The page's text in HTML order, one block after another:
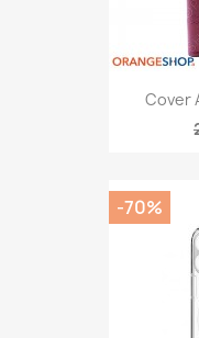
Cover
-70%